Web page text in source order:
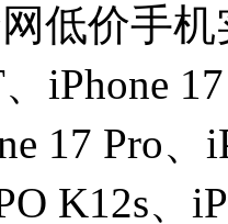
低价手
iPhone
17 Pro、
K12s、